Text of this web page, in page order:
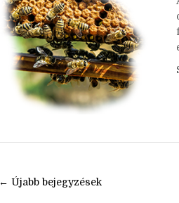
← Újabb bejegyzések